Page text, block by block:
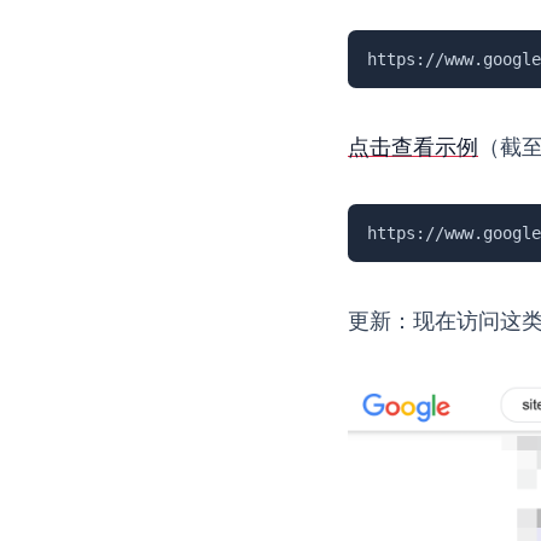
https://
点击查看示例 （截
https://
更新：现在访问这